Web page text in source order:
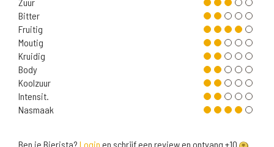
Bitter
Fruitig
Moutig
Kruidig
Body
Koolzuur
Intensit.
Nasmaak
Ben je Bierista? Login en schrijf een review en ontvang +10